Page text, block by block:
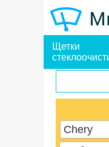
Щетки
Chery